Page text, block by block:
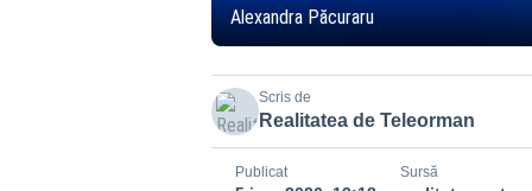
Alexandra Păcuraru
Scris de
Realitatea de Teleorman
Publicat Sursă